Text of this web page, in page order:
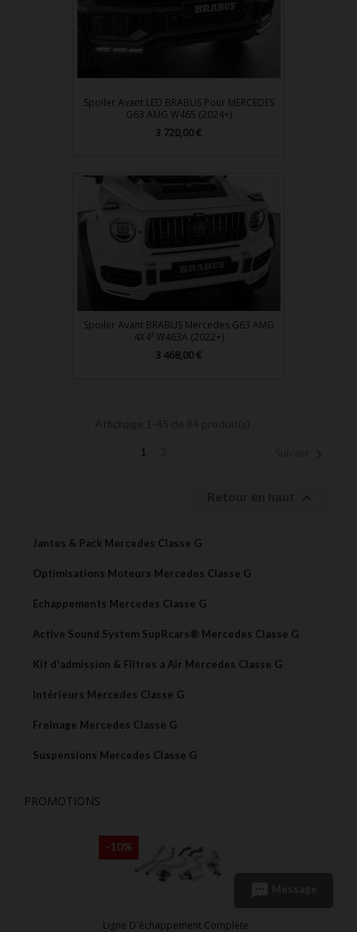
Spoiler Avant LED BRABUS Pour MERCEDES
G63 AMG W465 (2024+)
Prix
3 720,00 €
Spoiler Avant BRABUS Mercedes G63 AMG
4X4² W463A (2022+)
Prix
3 468,00 €
1
Jantes & Pack Mercedes Classe G
Optimisations Moteurs Mercedes Classe G
Echappements Mercedes Classe G
Active Sound System SupRcars® Mercedes Classe G
Kit d'admission & Filtres a Air Mercedes Classe G
Intérieurs Mercedes Classe G
Freinage Mercedes Classe G
Suspensions Mercedes Classe G
PROMOTIONS
Ligne D'échappement Complète
-10%